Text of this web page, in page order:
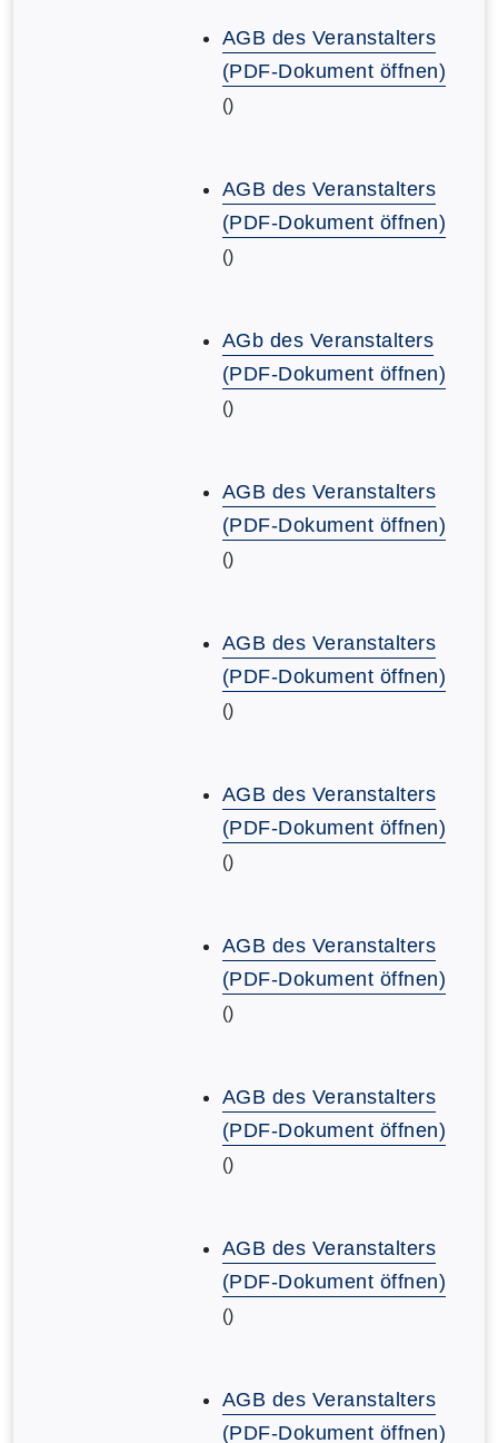
AGB des Veranstalters
(PDF-Dokument öffnen)
()
AGB des Veranstalters
(PDF-Dokument öffnen)
()
AGb des Veranstalters
(PDF-Dokument öffnen)
()
AGB des Veranstalters
(PDF-Dokument öffnen)
()
AGB des Veranstalters
(PDF-Dokument öffnen)
()
AGB des Veranstalters
(PDF-Dokument öffnen)
()
AGB des Veranstalters
(PDF-Dokument öffnen)
()
AGB des Veranstalters
(PDF-Dokument öffnen)
()
AGB des Veranstalters
(PDF-Dokument öffnen)
()
AGB des Veranstalters
(PDF-Dokument öffnen)